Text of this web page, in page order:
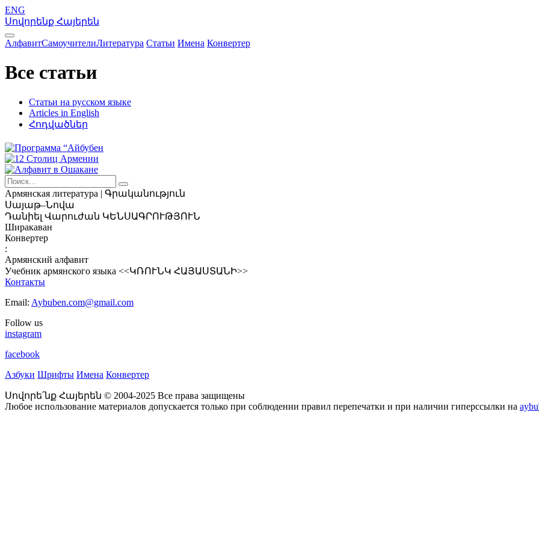
ENG
Սովորենք Հայերեն
АлфавитСамоучителиЛитература Статьи Имена Конвертер
Все статьи
Статьи на русском языке
Articles in English
Հոդվածներ
Армянская литература | Գրականություն
Սայաթ–Նովա
Դանիել Վարուժան ԿԵՆՍԱԳՐՈՒԹՅՈՒՆ
Ширакаван
Конвертер
:
Армянский алфавит
Учебник армянского языка <<ԿՌՈՒՆԿ ՀԱՅԱՍՏԱՆԻ>>
Контакты
Email: Aybuben.com@gmail.com
Follow us
instagram
facebook
Азбуки Шрифты Имена Конвертер
Սովորե՛նք Հայերեն © 2004-2025 Все права защищены
Любое использование материалов допускается только при соблюдении правил перепечатки и при наличии гиперссылки на